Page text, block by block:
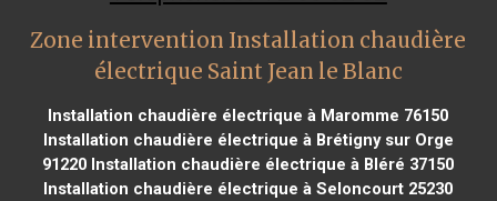
Zone intervention Installation chaudière
électrique Saint Jean le Blanc
Installation chaudière électrique à Maromme 76150
Installation chaudière électrique à Brétigny sur Orge
91220 Installation chaudière électrique à Bléré 37150
Installation chaudière électrique à Seloncourt 25230